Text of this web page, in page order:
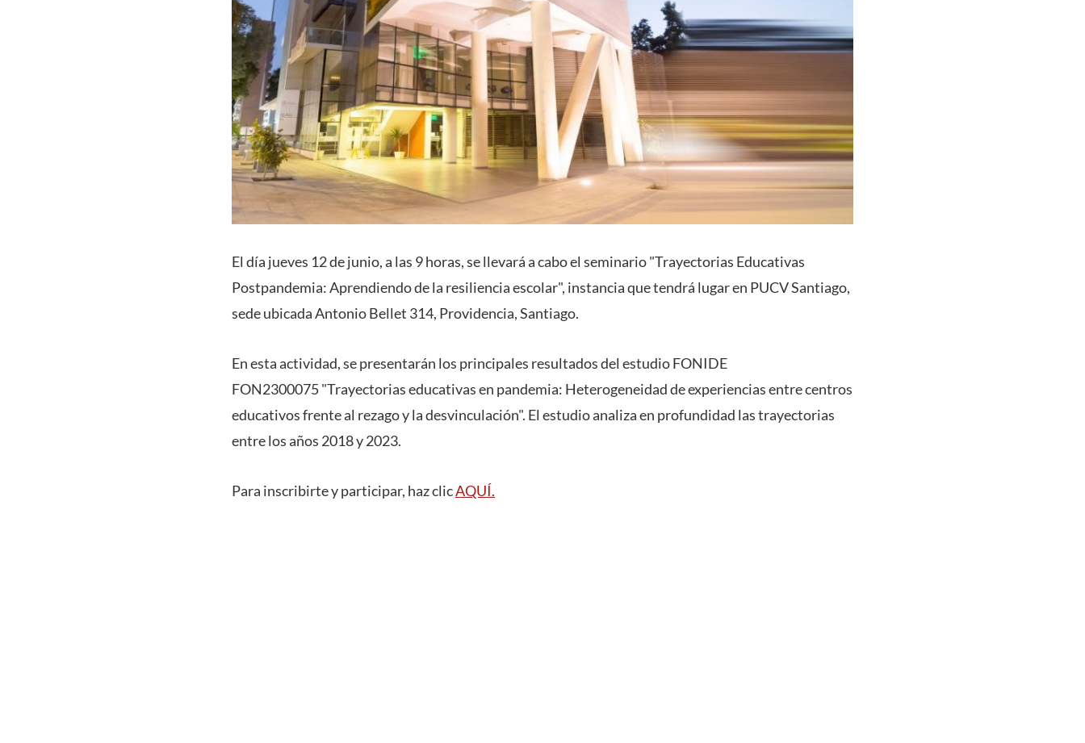
El día jueves 12 de junio, a las 9 horas, se llevará a cabo el seminario "Trayectorias Educativas
Postpandemia: Aprendiendo de la resiliencia escolar", instancia que tendrá lugar en PUCV Santiago,
sede ubicada Antonio Bellet 314, Providencia, Santiago.
En esta actividad, se presentarán los principales resultados del estudioFONIDE
FON2300075"Trayectorias educativas en pandemia: Heterogeneidad de experiencias entre centros
educativos frente al rezago y la desvinculación". El estudio analiza en profundidad las trayectorias
entre los años 2018 y 2023.
Para inscribirte y participar, haz clicAQUÍ.